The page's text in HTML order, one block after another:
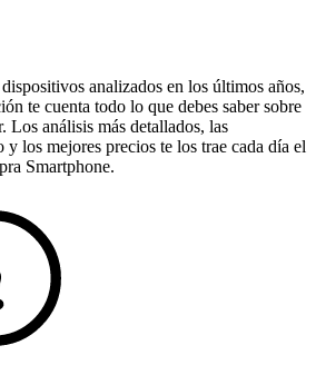
analizados en los últimos años,
te cuenta todo lo que debes saber sobre
Los análisis más detallados, las
los mejores precios te los trae cada día el
Smartphone.